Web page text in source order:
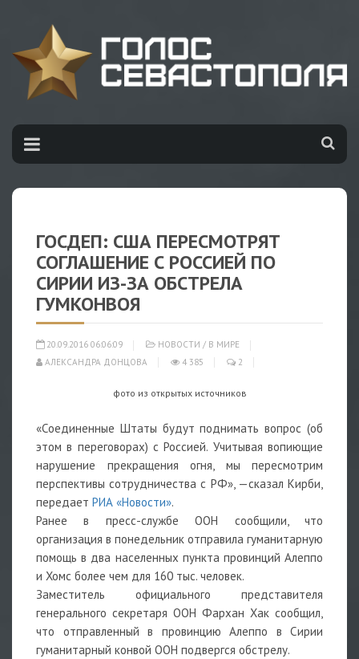
ГОСДЕП: США ПЕРЕСМОТРЯТ
СОГЛАШЕНИЕ С РОССИЕЙ ПО
СИРИИ ИЗ-ЗА ОБСТРЕЛА
ГУМКОНВОЯ
20.09.2016 06:06:09 НОВОСТИ / В МИРЕ
АЛЕКСАНДРА ДОНЦОВА
4 385 2
фото из открытых источников
«Соединенные Штаты будут поднимать вопрос (об
этом в переговорах) с Россией. Учитывая вопиющие
нарушение прекращения огня, мы пересмотрим
перспективы сотрудничества с РФ», —сказал Кирби,
передает РИА «Новости».
Ранее в пресс-службе ООН сообщили, что
организация в понедельник отправила гуманитарную
помощь в два населенных пункта провинций Алеппо
и Хомс более чем для 160 тыс. человек.
Заместитель официального представителя
генерального секретаря ООН Фархан Хак сообщил,
что отправленный в провинцию Алеппо в Сирии
гуманитарный конвой ООН подвергся обстрелу.